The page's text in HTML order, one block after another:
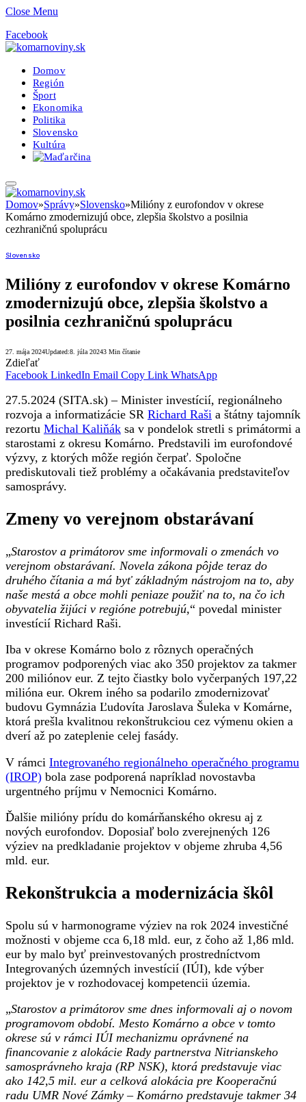
Close Menu
Facebook
Domov
Región
Šport
Ekonomika
Politika
Slovensko
Kultúra
Domov»Správy»Slovensko»Milióny z eurofondov v okrese
Komárno zmodernizujú obce, zlepšia školstvo a posilnia
cezhraničnú spoluprácu
Slovensko
Milióny z eurofondov v okrese Komárno
zmodernizujú obce, zlepšia školstvo a
posilnia cezhraničnú spoluprácu
27. mája 2024Updated:8. júla 20243 Min čítanie
Zdieľať
Facebook LinkedIn Email Copy Link WhatsApp
27.5.2024 (SITA.sk) – Minister investícií, regionálneho
rozvoja a informatizácie SR Richard Raši a štátny tajomník
rezortu Michal Kaliňák sa v pondelok stretli s primátormi a
starostami z okresu Komárno. Predstavili im eurofondové
výzvy, z ktorých môže región čerpať. Spoločne
prediskutovali tiež problémy a očakávania predstaviteľov
samosprávy.
Zmeny vo verejnom obstarávaní
„Starostov a primátorov sme informovali o zmenách vo
verejnom obstarávaní. Novela zákona pôjde teraz do
druhého čítania a má byť základným nástrojom na to, aby
naše mestá a obce mohli peniaze použiť na to, na čo ich
obyvatelia žijúci v regióne potrebujú,“ povedal minister
investícií Richard Raši.
Iba v okrese Komárno bolo z rôznych operačných
programov podporených viac ako 350 projektov za takmer
200 miliónov eur. Z tejto čiastky bolo vyčerpaných 197,22
milióna eur. Okrem iného sa podarilo zmodernizovať
budovu Gymnázia Ľudovíta Jaroslava Šuleka v Komárne,
ktorá prešla kvalitnou rekonštrukciou cez výmenu okien a
dverí až po zateplenie celej fasády.
V rámci Integrovaného regionálneho operačného programu
(IROP) bola zase podporená napríklad novostavba
urgentného príjmu v Nemocnici Komárno.
Ďalšie milióny prídu do komárňanského okresu aj z
nových eurofondov. Doposiaľ bolo zverejnených 126
výziev na predkladanie projektov v objeme zhruba 4,56
mld. eur.
Rekonštrukcia a modernizácia škôl
Spolu sú v harmonograme výziev na rok 2024 investičné
možnosti v objeme cca 6,18 mld. eur, z čoho až 1,86 mld.
eur by malo byť preinvestovaných prostredníctvom
Integrovaných územných investícií (IÚI), kde výber
projektov je v rozhodovacej kompetencii územia.
„Starostov a primátorov sme dnes informovali aj o novom
programovom období. Mesto Komárno a obce v tomto
okrese sú v rámci IÚI mechanizmu oprávnené na
financovanie z alokácie Rady partnerstva Nitrianskeho
samosprávneho kraja (RP NSK), ktorá predstavuje viac
ako 142,5 mil. eur a celková alokácia pre Kooperačnú
radu UMR Nové Zámky – Komárno predstavuje takmer 34